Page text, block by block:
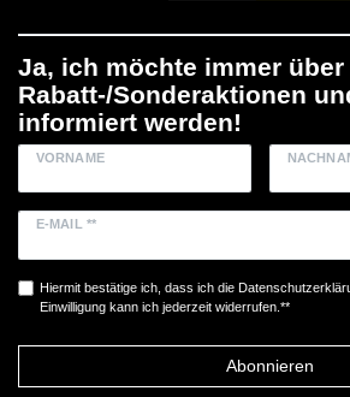
Ja, ich möchte immer über
Rabatt-/Sonderaktionen
informiert werden!
VORNAME
E-MAIL **
Hiermit bestätige ich, dass ich die
Einwilligung kann ich jederzeit widerrufen.**
Abonnieren